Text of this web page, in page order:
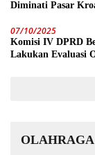
Diminati Pasar
07/10/2025
Komisi IV DPRD
Lakukan Evaluasi
OLAHRAGA